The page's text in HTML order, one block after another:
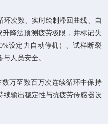
次数、实时绘制滞回曲线、自
降法预测疲劳极限，并标记失
设定力自动停机）、试样断裂
人员安全。
万至数百万次连续循环中保持
续输出稳定性与抗疲劳传感器设